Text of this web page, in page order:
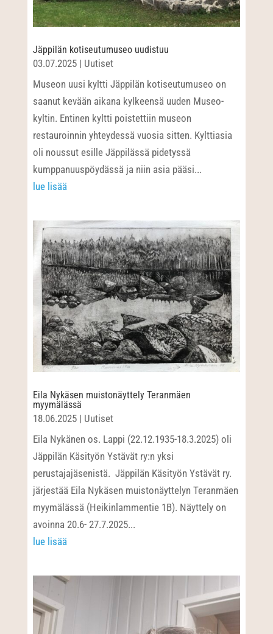
Jäppilän kotiseutumuseo uudistuu
03.07.2025| Uutiset
Museon uusi kyltti Jäppilän kotiseutumuseo on
saanut kevään aikana kylkeensä uuden Museo-
kyltin. Entinen kyltti poistettiin museon
restauroinnin yhteydessä vuosia sitten. Kylttiasia
oli noussut esille Jäppilässä pidetyssä
kumppanuuspöydässä ja niin asia pääsi...
lue lisää
Eila Nykäsen muistonäyttely Teranmäen
myymälässä
18.06.2025| Uutiset
Eila Nykänen os. Lappi (22.12.1935-18.3.2025) oli
Jäppilän Käsityön Ystävät ry:n yksi
perustajajäsenistä. Jäppilän Käsityön Ystävät ry.
järjestää Eila Nykäsen muistonäyttelyn Teranmäen
myymälässä (Heikinlammentie 1B). Näyttely on
avoinna 20.6- 27.7.2025...
lue lisää